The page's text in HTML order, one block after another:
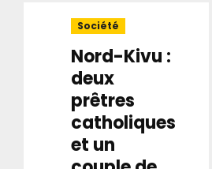
Société
Nord-Kivu :
deux
prêtres
catholiques
et un